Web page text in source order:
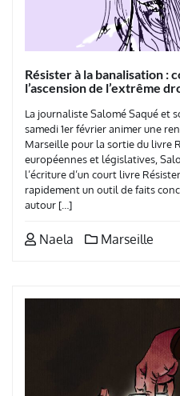
Résister à la banalisation
l’ascension de l’extrême
La journaliste Salomé Saqué et
samedi 1er février animer une
Marseille pour la sortie du livre
européennes et législatives,
l’écriture d’un court livre
rapidement un outil de faits
autour […]
Naela Marseille